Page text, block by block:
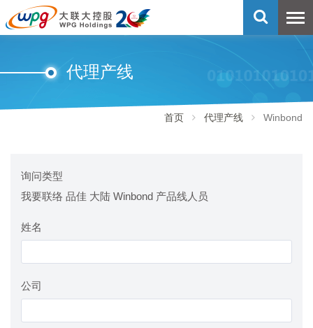
代理产线
首页 代理产线 Winbond
询问类型
我要联络 品佳 大陆 Winbond 产品线人员
姓名
公司